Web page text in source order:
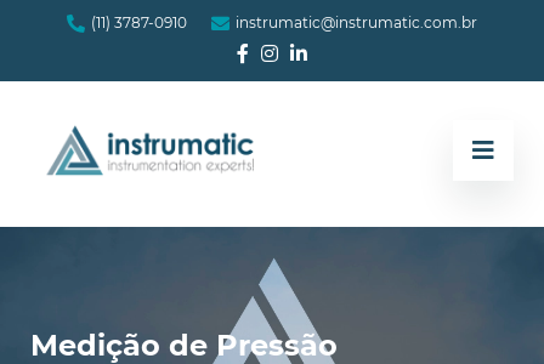
(11) 3787-0910 instrumatic@instrumatic.com.br
Medição de Pressão